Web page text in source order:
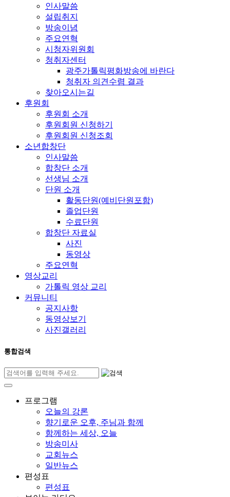
인사말씀
설립취지
방송이념
주요연혁
시청자위원회
청취자센터
광주가톨릭평화방송에 바란다
청취자 의견수렴 결과
찾아오시는길
후원회
후원회 소개
후원회원 신청하기
후원회원 신청조회
소년합창단
인사말씀
합창단 소개
선생님 소개
단원 소개
활동단원(예비단원포함)
졸업단원
수료단원
합창단 자료실
사진
동영상
주요연혁
영상교리
가톨릭 영상 교리
커뮤니티
공지사항
동영상보기
사진갤러리
통합검색
프로그램
오늘의 강론
향기로운 오후, 주님과 함께
함께하는 세상, 오늘
방송미사
교회뉴스
일반뉴스
편성표
편성표